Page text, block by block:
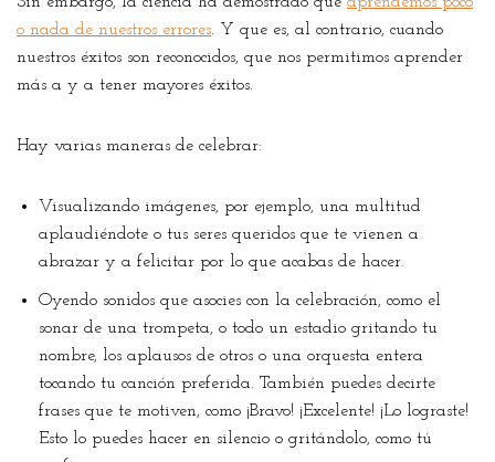
o nada de nuestros errores. Y que es, al contrario, cuando
nuestros éxitos son reconocidos, que nos permitimos aprender
más a y a tener mayores éxitos.
Hay varias maneras de celebrar:
Visualizando imágenes, por ejemplo, una multitud
aplaudiéndote o tus seres queridos que te vienen a
abrazar y a felicitar por lo que acabas de hacer.
Oyendo sonidos que asocies con la celebración, como el
sonar de una trompeta, o todo un estadio gritando tu
nombre, los aplausos de otros o una orquesta entera
tocando tu canción preferida. También puedes decirte
frases que te motiven, como ¡Bravo! ¡Excelente! ¡Lo lograste!
Esto lo puedes hacer en silencio o gritándolo, como tú